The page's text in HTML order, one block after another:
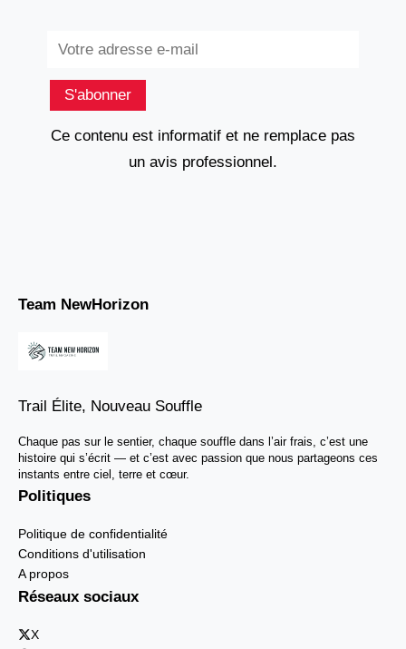
S'abonner
Ce contenu est informatif et ne remplace pas
un avis professionnel.
Team NewHorizon
Trail Élite, Nouveau Souffle
Chaque pas sur le sentier, chaque souffle dans l’air frais, c’est une
histoire qui s’écrit — et c’est avec passion que nous partageons ces
instants entre ciel, terre et cœur.
Politiques
Politique de confidentialité
Conditions d'utilisation
A propos
Réseaux sociaux
X